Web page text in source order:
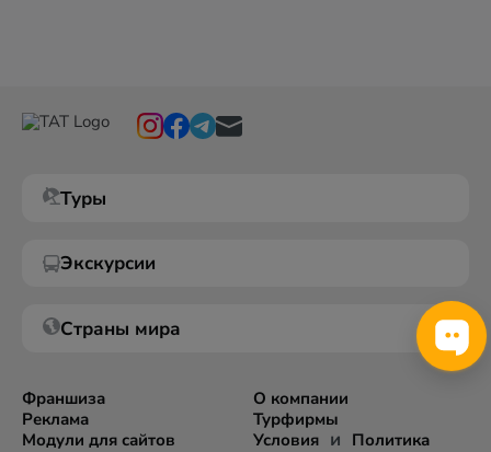
Туры
Экскурсии
Страны мира
Франшиза
Реклама
Модули для сайтов
О компании
Турфирмы
Условияи Политика